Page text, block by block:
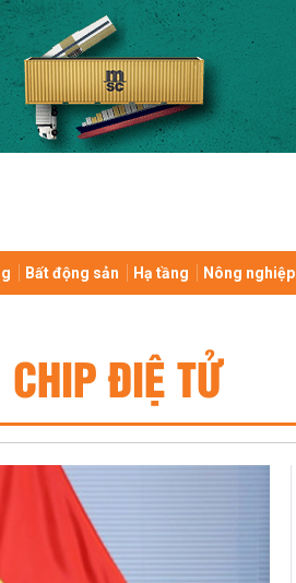
Bất động sản Hạ tầng Nông nghiệp
CHIP ĐIỆ TỬ